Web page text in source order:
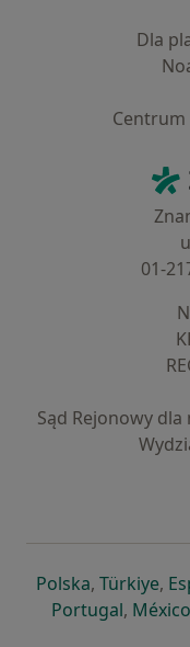
Dla
Centrum
01-
Sąd Rejonowy
Polskaotwiera się
, Türkiye,
Portugalotwiera
, México